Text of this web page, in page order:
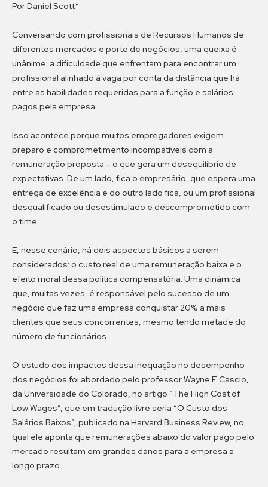
Por Daniel Scott*
Conversando com profissionais de Recursos Humanos de
diferentes mercados e porte de negócios, uma queixa é
unânime: a dificuldade que enfrentam para encontrar um
profissional alinhado à vaga por conta da distância que há
entre as habilidades requeridas para a função e salários
pagos pela empresa.
Isso acontece porque muitos empregadores exigem
preparo e comprometimento incompatíveis com a
remuneração proposta – o que gera um desequilíbrio de
expectativas. De um lado, fica o empresário, que espera uma
entrega de excelência e do outro lado fica, ou um profissional
desqualificado ou desestimulado e descomprometido com
o time.
E, nesse cenário, há dois aspectos básicos a serem
considerados: o custo real de uma remuneração baixa e o
efeito moral dessa política compensatória. Uma dinâmica
que, muitas vezes, é responsável pelo sucesso de um
negócio que faz uma empresa conquistar 20% a mais
clientes que seus concorrentes, mesmo tendo metade do
número de funcionários.
O estudo dos impactos dessa inequação no desempenho
dos negócios foi abordado pelo professor Wayne F. Cascio,
da Universidade do Colorado, no artigo “The High Cost of
Low Wages”, que em tradução livre seria “O Custo dos
Salários Baixos”, publicado na Harvard Business Review, no
qual ele aponta que remunerações abaixo do valor pago pelo
mercado resultam em grandes danos para a empresa a
longo prazo.